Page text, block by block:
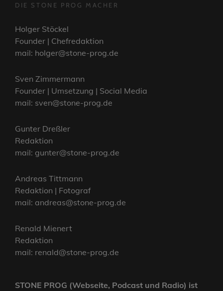
DIE STONE PROG MACHER
Holger Stöckel
Founder | Chefredaktion
mail: holger@stone-prog.de
Sven Zimmermann
Founder | Umsetzung | Social Media
mail: sven@stone-prog.de
Gunter Dreßler
Redaktion
mail: gunter@stone-prog.de
Andreas Tittmann
Redaktion | Fotograf
mail: andreas@stone-prog.de
Renald Mienert
Redaktion
mail: renald@stone-prog.de
STONE PROG (Webseite, Podcast und Radio) ist